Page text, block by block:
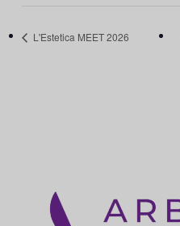
L'Estetica MEET 2026